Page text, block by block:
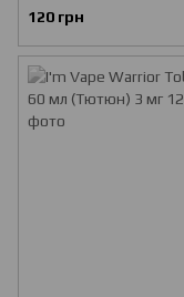
120 грн